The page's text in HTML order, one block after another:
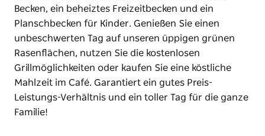
Becken, ein beheiztes Freizeitbecken und ein
Planschbecken für Kinder. Genießen Sie einen
unbeschwerten Tag auf unseren üppigen grünen
Rasenflächen, nutzen Sie die kostenlosen
Grillmöglichkeiten oder kaufen Sie eine köstliche
Mahlzeit im Café. Garantiert ein gutes Preis-
Leistungs-Verhältnis und ein toller Tag für die ganze
Familie!